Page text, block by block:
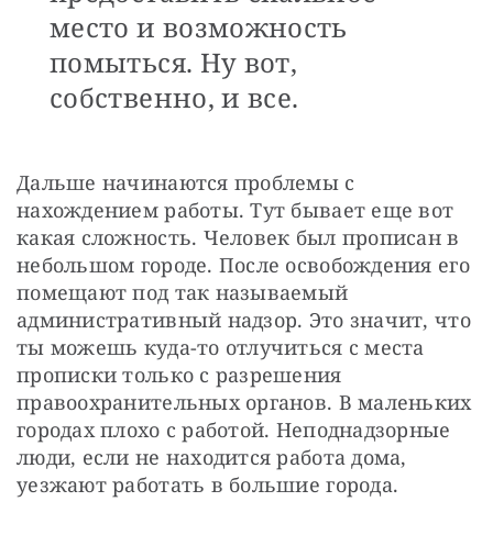
место и возможность
помыться. Ну вот,
собственно, и все.
Дальше начинаются проблемы с
нахождением работы. Тут бывает еще вот
какая сложность. Человек был прописан в
небольшом городе. После освобождения его
помещают под так называемый
административный надзор. Это значит, что
ты можешь куда-то отлучиться с места
прописки только с разрешения
правоохранительных органов. В маленьких
городах плохо с работой. Неподнадзорные
люди, если не находится работа дома,
уезжают работать в большие города.